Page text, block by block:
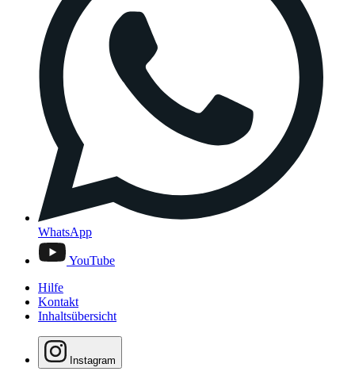
WhatsApp
YouTube
Hilfe
Kontakt
Inhaltsübersicht
Instagram